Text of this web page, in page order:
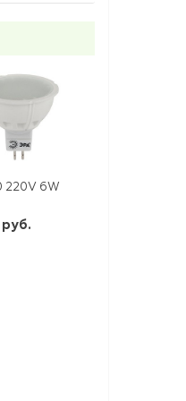
220V 6W LED 4200K ЭРА
руб.